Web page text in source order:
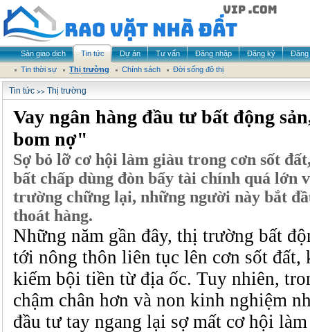
Sàn giao dịch Tin tức Dự án Tư vấn Đăng nhập Đăng ký
Đăng
Tin thời sự
Thị trường Chính sách Đời sống đô thị
Tin tức >> Thị trường
Vay ngân hàng đầu tư bất động
bom nợ"
Sợ bỏ lỡ cơ hội làm giàu trong cơn sốt
bất chấp dùng đòn bẩy tài chính quá lớn
trường chững lại, những người này bắt
thoát hàng.
Những năm gần đây, thị trường bất
tới nông thôn liên tục lên cơn sốt
kiếm bội tiền từ địa ốc. Tuy nhiên,
chậm chân hơn và non kinh nghiệm
đầu tư tay ngang lại sợ mất cơ hội